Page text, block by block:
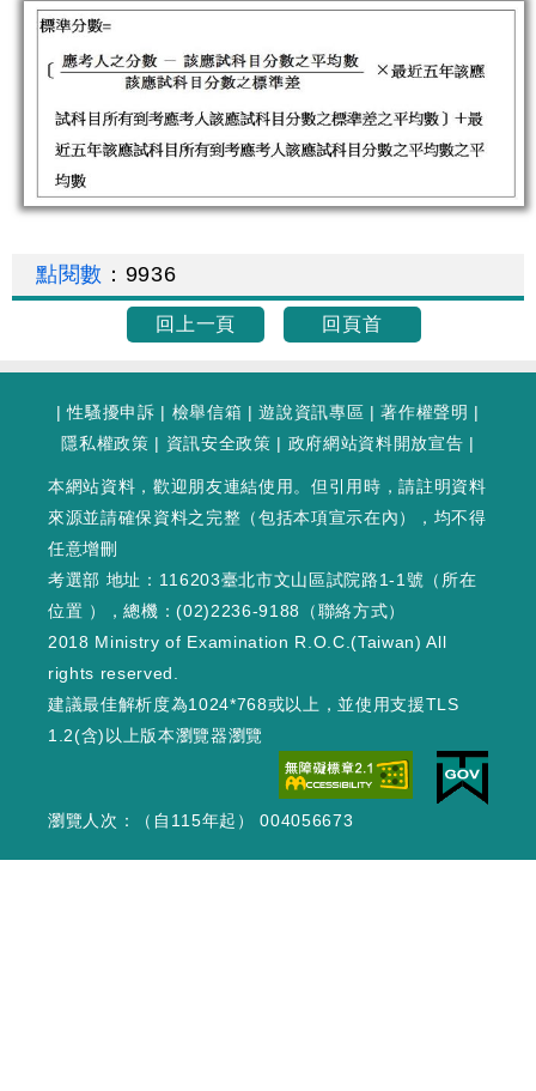
點閱數 ： 9936
回上一頁 回頁首
|性騷擾申訴 | 檢舉信箱 |遊說資訊專區 |著作權聲明 |
隱私權政策 | 資訊安全政策 | 政府網站資料開放宣告 |
本網站資料，歡迎朋友連結使用。但引用時，請註明資料
來源並請確保資料之完整（包括本項宣示在內），均不得
任意增刪
考選部 地址：116203臺北市文山區試院路1-1號（ 所在
位置 ），總機：(02)2236-9188（聯絡方式）
2018 Ministry of Examination R.O.C.(Taiwan) All
rights reserved.
建議最佳解析度為1024*768或以上，並使用支援TLS
1.2(含)以上版本瀏覽器瀏覽
瀏覽人次：（自115年起） 004056673